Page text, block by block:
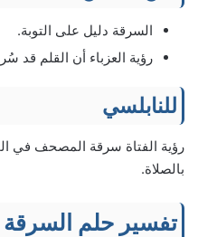
السرقة دليل على التوبة.
رؤية العزباء أن القلم قد
للنابلسي
رؤية الفتاة سرقة المصحف في
بالصلاة.
تفسير حلم السرقة